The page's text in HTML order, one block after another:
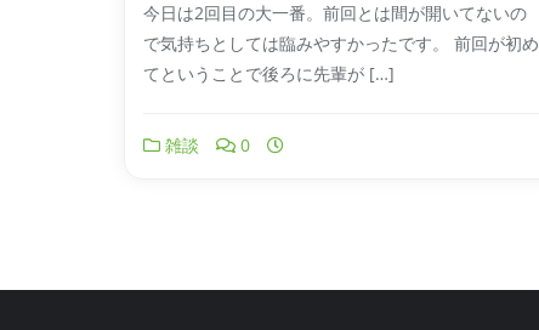
今日は2回目の大一番。前回とは間が開いてないの
で気持ちとしては臨みやすかったです。 前回が初め
てということで後ろに先輩が […]
雑談 0